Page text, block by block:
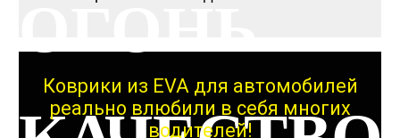
Коврики из EVA для автомобилей
реально влюбили в себя многих
водителей!